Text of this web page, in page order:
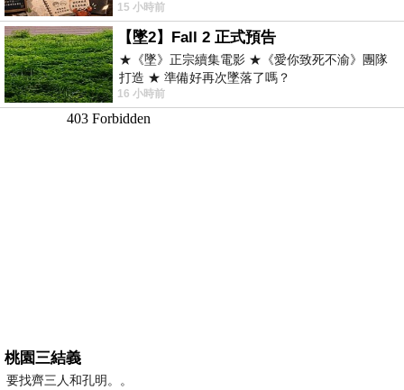
好 因
15 小時前
【墜2】Fall 2 正式預告
★《墜》正宗續集電影 ★《愛你致死不渝》團隊
打造 ★ 準備好再次墜落了嗎？
16 小時前
桃園三結義
要找齊三人和孔明。。